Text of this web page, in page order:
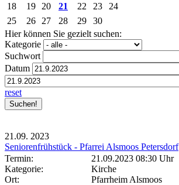
18
19 20 21 22 23
24
25
26 27 28 29
30
Hier können Sie gezielt suchen:
Kategorie
Suchwort
Datum
reset
21.09. 2023
Seniorenfrühstück - Pfarrei Alsmoos Petersdorf
Termin:
21.09.2023 08:30 Uhr
Kategorie:
Kirche
Ort:
Pfarrheim Alsmoos